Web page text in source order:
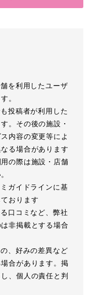
を利用したユーザ
。
投稿者が利用した
。その後の施設・
内容の変更等によ
る場合があります
の際は施設・店舗
ガイドラインに基
おります
口コミなど、弊社
非掲載とする場合
、好みの差異など
合があります。掲
、個人の責任と判